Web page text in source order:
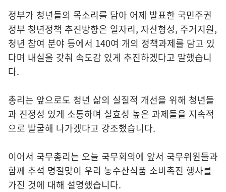
정부가 청년들의 목소리를 담아 어제 발표한 국민주권
정부 청년정책 추진방향은 일자리, 자산형성, 주거지원,
청년 참여 분야 등에서 140여 개의 정책과제를 담고 있
다며 내실을 갖춰 속도감 있게 추진하겠다고 말했습니
다.
총리는 앞으로도 청년 삶의 실질적 개선을 위해 청년들
과 진정성 있게 소통하며 실효성 높은 과제들을 지속적
으로 발굴해 나가겠다고 강조했습니다.
이어서 국무총리는 오늘 국무회의에 앞서 국무위원들과
함께 추석 명절맞이 우리 농수산식품 소비촉진 행사를
가진 것에 대해 설명했습니다.